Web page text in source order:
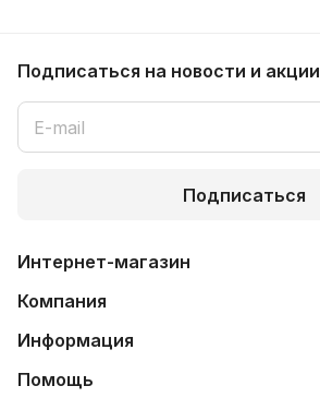
Подписаться на новости и акции
Подписаться
Интернет-магазин
Компания
Информация
Помощь